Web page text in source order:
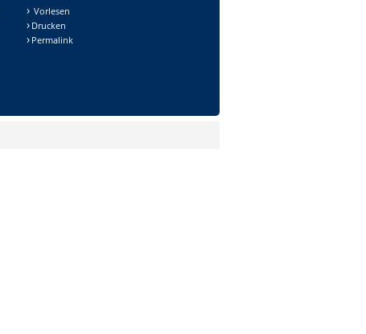
Vorlesen
Drucken
Permalink